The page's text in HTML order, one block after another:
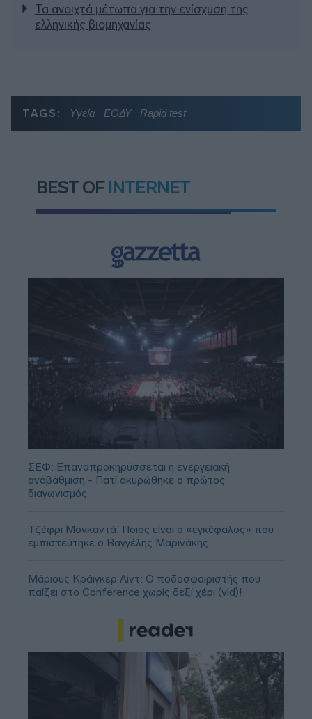
Τα ανοιχτά μέτωπα για την ενίσχυση της
ελληνικής βιομηχανίας
TAGS: Υγεία ΕΟΔΥ Rapid test
BEST OF INTERNET
ΣΕΦ: Επαναπροκηρύσσεται η ενεργειακή
αναβάθμιση - Γιατί ακυρώθηκε ο πρώτος
διαγωνισμός
Τζέφρι Μονκαντά: Ποιος είναι ο «εγκέφαλος» που
εμπιστεύτηκε ο Βαγγέλης Μαρινάκης
Μάριους Κράιγκερ Λιντ: Ο ποδοσφαιριστής που
παίζει στο Conference χωρίς δεξί χέρι (vid)!